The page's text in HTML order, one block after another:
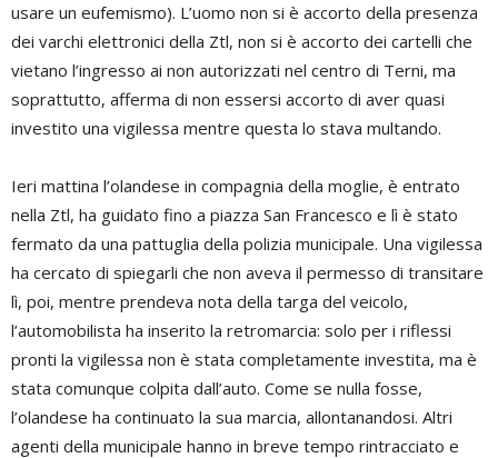
usare un eufemismo). L’uomo non si è accorto della presenza
dei varchi elettronici della Ztl, non si è accorto dei cartelli che
vietano l’ingresso ai non autorizzati nel centro di Terni, ma
soprattutto, afferma di non essersi accorto di aver quasi
investito una vigilessa mentre questa lo stava multando.
Ieri mattina l’olandese in compagnia della moglie, è entrato
nella Ztl, ha guidato fino a piazza San Francesco e lì è stato
fermato da una pattuglia della polizia municipale. Una vigilessa
ha cercato di spiegarli che non aveva il permesso di transitare
lì, poi, mentre prendeva nota della targa del veicolo,
l’automobilista ha inserito la retromarcia: solo per i riflessi
pronti la vigilessa non è stata completamente investita, ma è
stata comunque colpita dall’auto. Come se nulla fosse,
l’olandese ha continuato la sua marcia, allontanandosi. Altri
agenti della municipale hanno in breve tempo rintracciato e